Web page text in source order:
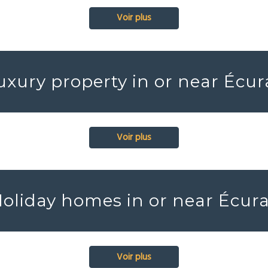
Voir plus
property in or near
Voir plus
homes in or near
Voir plus